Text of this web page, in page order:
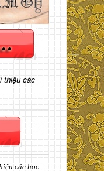
thiệu các
các học